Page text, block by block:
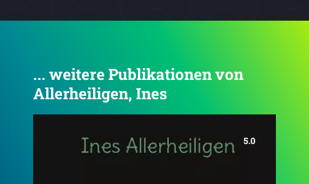
... weitere Publikationen von
Allerheiligen, Ines
5.0